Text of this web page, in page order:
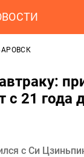
с 21 года
с Си